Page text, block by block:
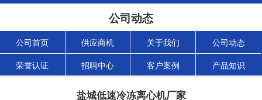
公司动态
公司首页 供应商机 关于我们 公司动态
荣誉认证 招聘中心 客户案例 产品知识
盐城低速冷冻离心机厂家